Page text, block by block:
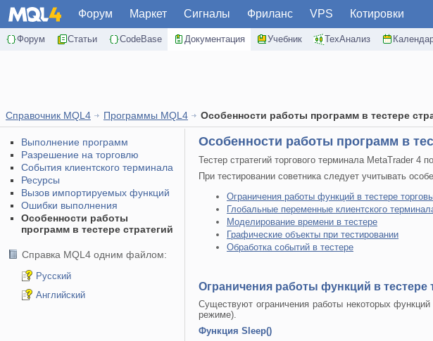
Форум Маркет Сигналы Фриланс VPS Котировки
Форум Статьи CodeBase Документация Учебник ТехАнализ
Справочник MQL4 Программы MQL4 Особенности работы программ в тестере
Выполнение программ
Разрешение на торговлю
События клиентского терминала
Ресурсы
Вызов импортируемых функций
Ошибки выполнения
Особенности работы
программ в тестере стратегий
Справка MQL4 одним файлом:
Русский
Английский
Особенности работы программ в
Тестер стратегий торгового терминала MetaTrader 4
При тестировании советника следует учитывать
Ограничения работы функций в тестере
Глобальные переменные клиентского
Моделирование времени в тестере
Графические объекты при тестировании
Обработка событий в тестере
Ограничения работы функций в тестере
Существуют ограничения работы некоторых
режиме).
Функция Sleep()